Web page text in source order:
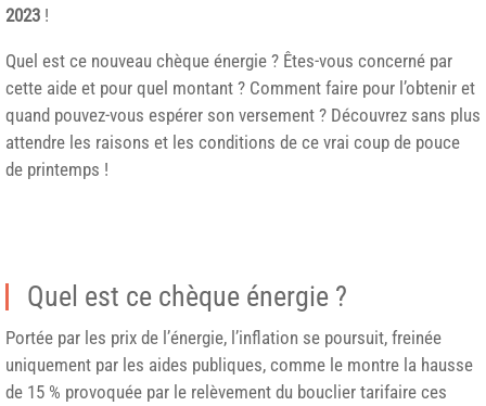
2023 !
Quel est ce nouveau chèque énergie ? Êtes-vous concerné par
cette aide et pour quel montant ? Comment faire pour l’obtenir et
quand pouvez-vous espérer son versement ? Découvrez sans plus
attendre les raisons et les conditions de ce vrai coup de pouce
de printemps !
Quel est ce chèque énergie ?
Portée par les prix de l’énergie, l’inflation se poursuit, freinée
uniquement par les aides publiques, comme le montre la hausse
de 15 % provoquée par le relèvement du bouclier tarifaire ces